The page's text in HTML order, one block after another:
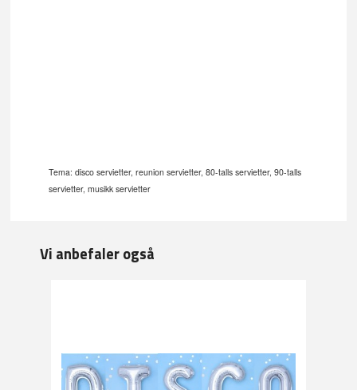
Tema: disco servietter, reunion servietter, 80-talls servietter, 90-talls
servietter, musikk servietter
Vi anbefaler også